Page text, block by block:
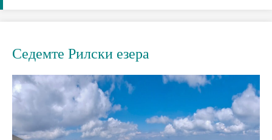
Седемте Рилски езера